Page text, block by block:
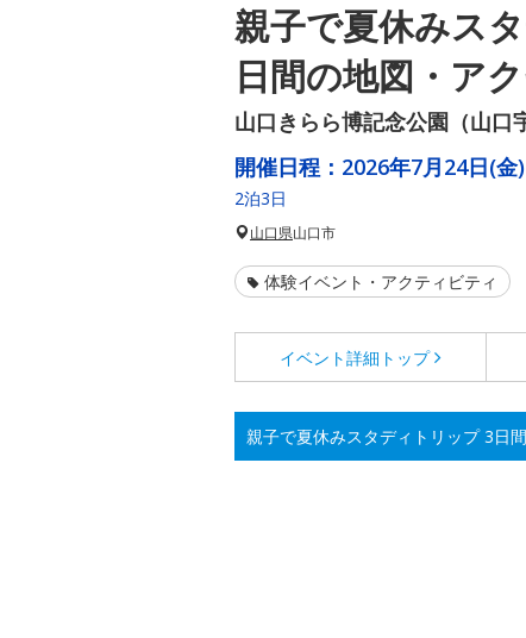
親子で夏休みス
日間の地図・ア
山口きらら博記念公園（山口
開催日程： 2026年7月24日(金
2泊3日
山口県山口市
体験イベント・アクティビティ
イベント詳細 トップ
親子で夏休みスタディトリップ 3日